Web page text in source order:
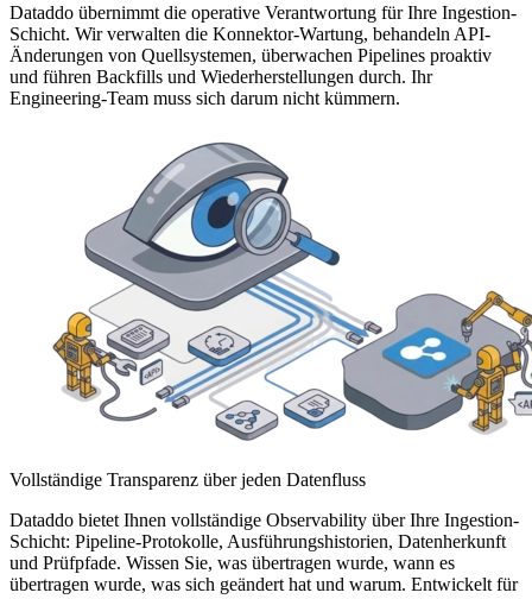
Dataddo übernimmt die operative Verantwortung für Ihre Ingestion-
Schicht. Wir verwalten die Konnektor-Wartung, behandeln API-
Änderungen von Quellsystemen, überwachen Pipelines proaktiv
und führen Backfills und Wiederherstellungen durch. Ihr
Engineering-Team muss sich darum nicht kümmern.
Vollständige Transparenz über jeden Datenfluss
Dataddo bietet Ihnen vollständige Observability über Ihre Ingestion-
Schicht: Pipeline-Protokolle, Ausführungshistorien, Datenherkunft
und Prüfpfade. Wissen Sie, was übertragen wurde, wann es
übertragen wurde, was sich geändert hat und warum. Entwickelt für